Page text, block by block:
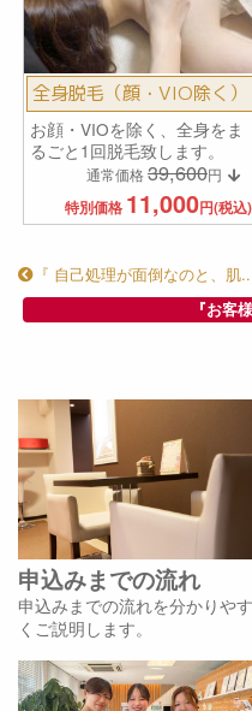
全身脱毛（顔・VIO除く）
お顔・VIOを除く、全身をま
るごと1回脱毛致します。
通常価格 39,600円
特別価格 11,000円(税込)
『 自己処理が面倒なのと、肌...
『お客
申込みまでの流れ
申込みまでの流れを分かりやす
くご説明します。